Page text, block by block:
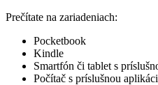
Prečítate na zariadeniach:
Pocketbook
Kindle
Smartfón či tablet s
Počítač s príslušnou